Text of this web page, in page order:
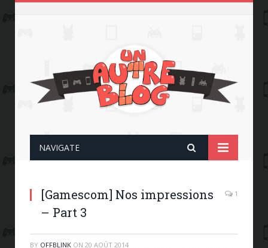
NAVIGATE
[Gamescom] Nos impressions
– Part 3
1
BY OFFBLINK ON 20 AOÛT 2014